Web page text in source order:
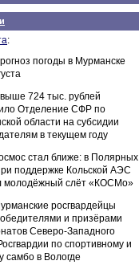
:
погоды в Мурманске
724 тыс. рублей
Отделение СФР по
области на субсидии
в текущем году
стал ближе: в Полярных
поддержке Кольской АЭС
молодёжный слёт «КОСМо»
росгвардейцы
и призёрами
Северо-Западного
по спортивному и
самбо в Вологде